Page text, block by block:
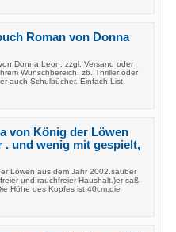
Roman von Donna
Donna Leon. zzgl. Versand oder
Wunschbereich. zb. Thriller oder
auch Schulbücher. Einfach List
von König der Löwen
. und wenig mit gespielt,
Löwen aus dem Jahr 2002.sauber
und rauchfreier Haushalt.)er saß
Höhe des Kopfes ist 40cm,die